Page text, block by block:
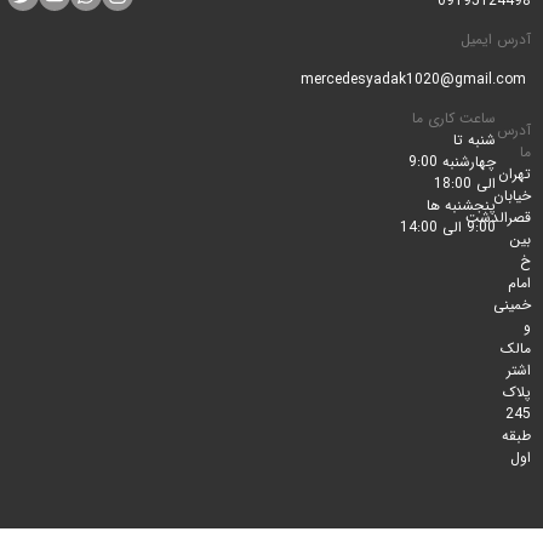
ساعت کاری ما
شنبه تا
چهارشنبه 9:00
الی 18:00
پنجشنبه ها
9:00 الی 14:00